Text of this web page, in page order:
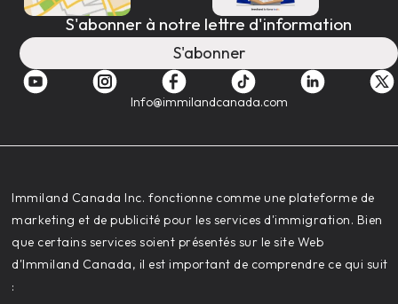
S'abonner à notre lettre d'information
S'abonner
Info@immilandcanada.com
‍Immiland Canada Inc. fonctionne comme une plateforme de
marketing et de publicité pour les services d'immigration. Bien
que certains services soient présentés sur le site Web
d'Immiland Canada, il est important de comprendre ce qui suit
: